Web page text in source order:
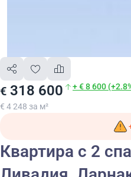
€ 318 600 + € 8 600
€ 4 248 за м²
Квартира с 2